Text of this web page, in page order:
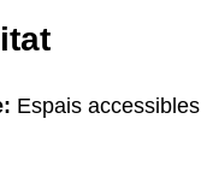
Espais accessibles